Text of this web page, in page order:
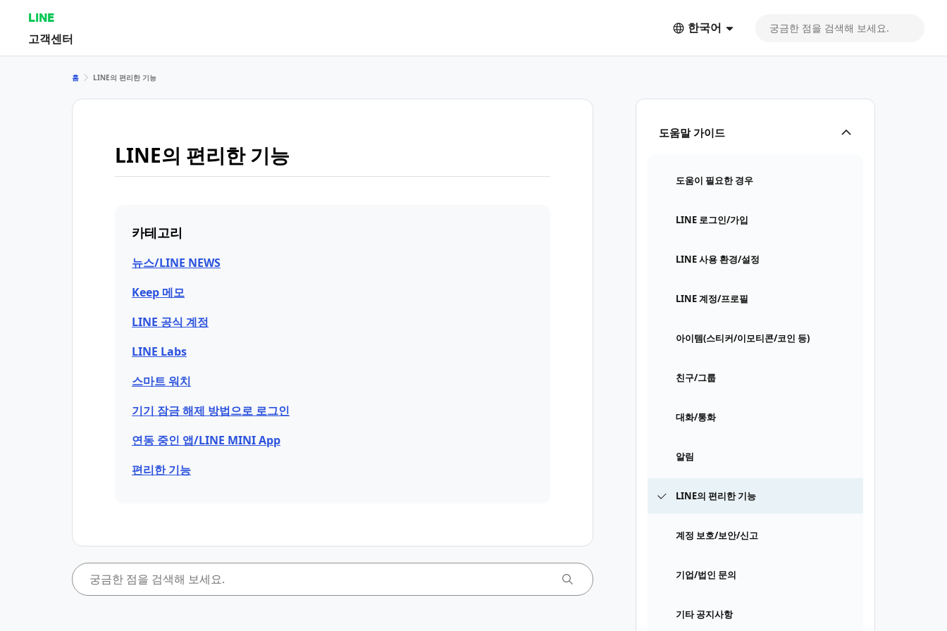
LINE
고객센터
한국어
도움말 가이드
도움이 필요한 경우
LINE 로그인/가입
LINE 사용 환경/설정
LINE 계정/프로필
아이템(스티커/이모티콘/코인 등)
친구/그룹
대화/통화
알림
LINE의 편리한 기능
계정 보호/보안/신고
기업/법인 문의
기타 공지사항
홈 LINE의 편리한 기능
LINE의 편리한 기능
카테고리
뉴스/LINE NEWS
Keep 메모
LINE 공식 계정
LINE Labs
스마트 워치
기기 잠금 해제 방법으로 로그인
연동 중인 앱/LINE MINI App
편리한 기능